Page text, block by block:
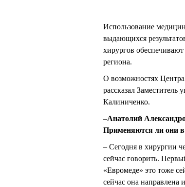
Использование
выдающихся
хирургов
региона.
О возможностях
рассказал
Калиниченко.
–Анатолий
Применяются ли они в
– Сегодня в хирургии
сейчас говорить.
«Евромеде» это тоже
сейчас она направлена